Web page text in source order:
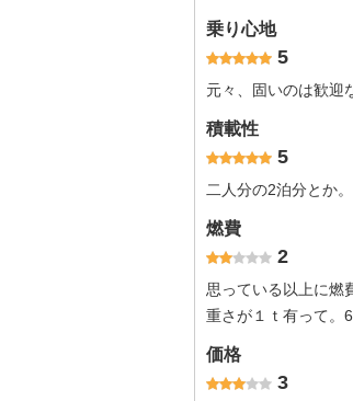
乗り心地
5
元々、固いのは歓迎
積載性
5
二人分の2泊分とか
燃費
2
思っている以上に燃
重さが１ｔ有って。
価格
3